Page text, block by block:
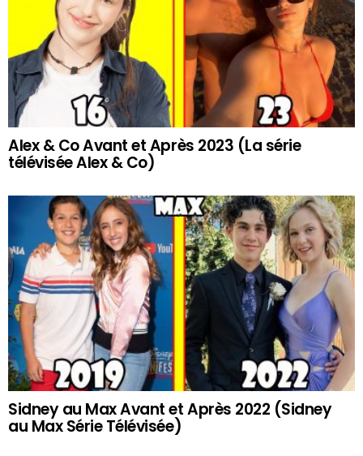
Alex & Co Avant et Après 2023 (La série
télévisée Alex & Co)
Sidney au Max Avant et Après 2022 (Sidney
au Max Série Télévisée)